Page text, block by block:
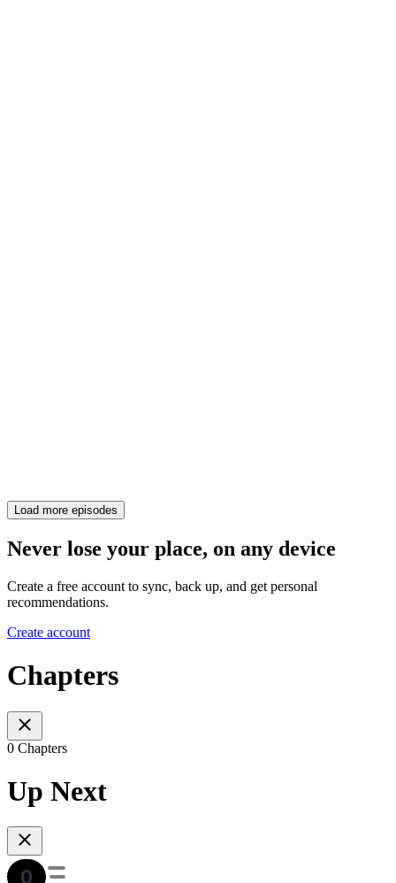
Load more episodes
Never lose your place, on any device
Create a free account to sync, back up, and get personal
recommendations.
Create account
Chapters
0 Chapters
Up Next